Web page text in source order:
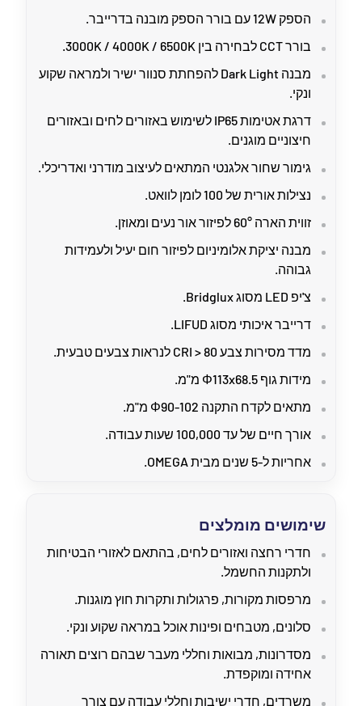
הספק 12W עם בורר הספק מובנה בדרייבר.
בורר CCT לבחירה בין 3000K / 4000K / 6500K.
מבנה Dark Light להפחתת סנוור ישיר ולמראה שקוע
ונקי.
דרגת אטימות IP65 לשימוש באזורים לחים ובאזורים
חיצוניים מוגנים.
גימור שחור אלגנטי המתאים לעיצוב מודרני ואדריכלי.
נצילות אורית של 100 לומן לוואט.
זווית הארה 60° לפיזור אור נעים ומאוזן.
מבנה יציקת אלומיניום לפיזור חום יעיל ולעמידות
גבוהה.
צ'יפ LED מסוג Bridglux.
דרייבר איכותי מסוג LIFUD.
מדד מסירות צבע CRI > 80 לנראות צבעים טבעית.
מידות גוף Φ113x68.5 מ"מ.
מתאים לקדח התקנה Φ90-102 מ"מ.
אורך חיים של עד 100,000 שעות עבודה.
אחריות ל-5 שנים מבית OMEGA.
שימושים מומלצים
חדרי רחצה ואזורים לחים, בהתאם לאזורי הבטיחות
ולתקנות החשמל.
מרפסות מקורות, פרגולות ותקרות חוץ מוגנות.
סלונים, מטבחים ופינות אוכל במראה שקוע ונקי.
מסדרונות, מבואות וחללי מעבר שבהם רוצים תאורה
אחידה ומוקפדת.
משרדים, חדרי ישיבות וחללי עבודה עם צורך